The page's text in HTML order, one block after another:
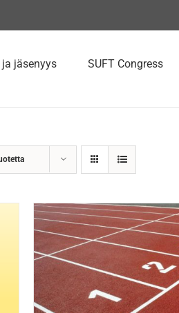
jäsenyys SUFT Congress